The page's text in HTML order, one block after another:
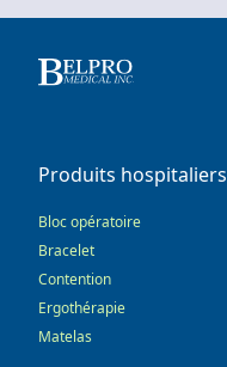
Produits hospitaliers
Bloc opératoire
Bracelet
Contention
Ergothérapie
Matelas